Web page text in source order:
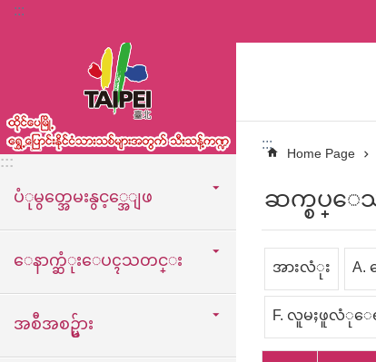
:::
:::
ပံုမွတ္အေမးနွင့္အေျဖ
ေနာက္ဆံုးေပၚသတင္း
အစီအစဥ္မ်ား
:::
Home Page
ဆက္စပ္ေ
အားလံုး A.
F. လူမႈဖူလံုေရ